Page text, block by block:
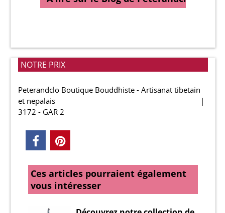
NOTRE PRIX
Peterandclo Boutique Bouddhiste - Artisanat tibetain
et nepalais
3172 - GAR 2
Ces articles pourraient également
vous intéresser